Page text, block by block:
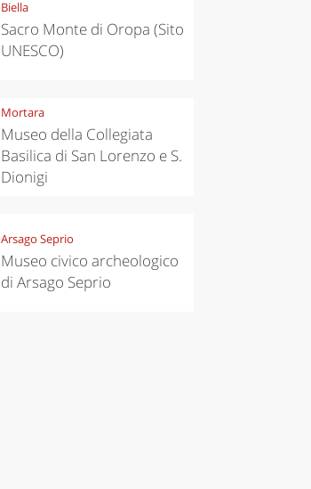
Biella
Sacro Monte di Oropa (Sito
UNESCO)
Mortara
Museo della Collegiata
Basilica di San Lorenzo e S.
Dionigi
Arsago Seprio
Museo civico archeologico
di Arsago Seprio